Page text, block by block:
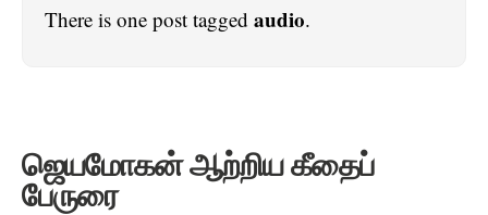
There is one post tagged audio.
ஜெயமோகன் ஆற்றிய கீதைப்
பேருரை